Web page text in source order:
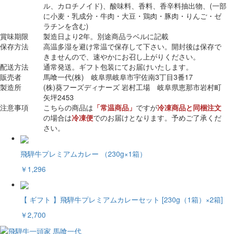
ル、カロチノイド)、酸味料、香料、香辛料抽出物、(一部
に小麦・乳成分・牛肉・大豆・鶏肉・豚肉・りんご・ゼ
ラチンを含む)
賞味期限
製造日より2年。別途商品ラベルに記載
保存方法
高温多湿を避け常温で保存して下さい。開封後は保存で
きませんので、速やかにお召し上がりください。
配送方法
通常発送。ギフト包装にてお届けいたします。
販売者
馬喰一代(株) 岐阜県岐阜市宇佐南3丁目3番17
製造所
(株)葵フーズディナーズ 岩村工場 岐阜県恵那市岩村町
矢坪2453
注意事項
こちらの商品は 「常温商品」 ですが冷凍商品と同梱注文
の場合は冷凍便でのお届けとなります。予めご了承くだ
さい。
飛騨牛プレミアムカレー （230g×1箱）
￥1,296
【 ギフト 】飛騨牛プレミアムカレーセット [230g（1箱）×2箱]
￥2,700